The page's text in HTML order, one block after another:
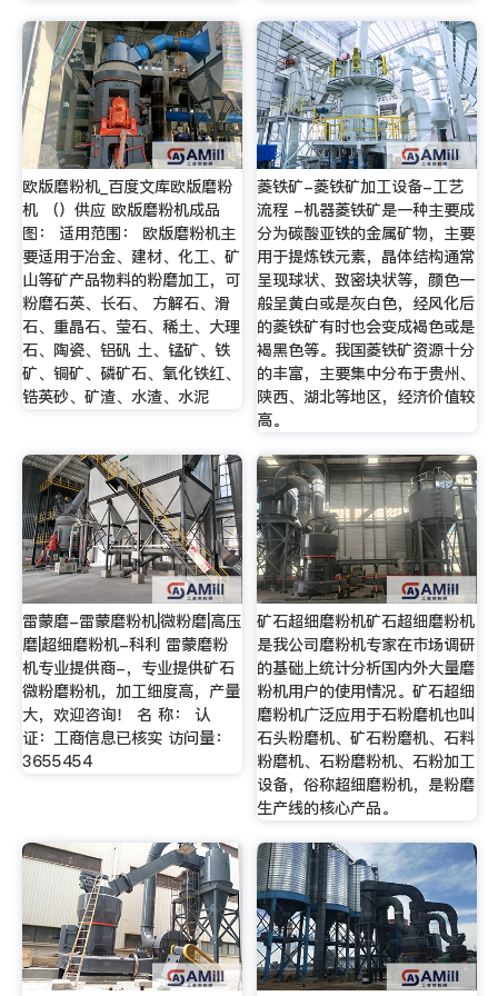
欧版磨粉机_百度文库欧版磨粉
机 （）供应 欧版磨粉机成品
图： 适用范围： 欧版磨粉机主
要适用于冶金、建材、化工、矿
山等矿产品物料的粉磨加工，可
粉磨石英、长石、 方解石、滑
石、重晶石、莹石、稀土、大理
石、陶瓷、铝矾 土、锰矿、铁
矿、铜矿、磷矿石、氧化铁红、
锆英砂、矿渣、水渣、水泥
菱铁矿-菱铁矿加工设备-工艺
流程 -机器菱铁矿是一种主要成
分为碳酸亚铁的金属矿物，主要
用于提炼铁元素，晶体结构通常
呈现球状、致密块状等，颜色一
般呈黄白或是灰白色，经风化后
的菱铁矿有时也会变成褐色或是
褐黑色等。我国菱铁矿资源十分
的丰富，主要集中分布于贵州、
陕西、湖北等地区，经济价值较
高。
雷蒙磨-雷蒙磨粉机|微粉磨|高压
磨|超细磨粉机-科利 雷蒙磨粉
机专业提供商-，专业提供矿石
微粉磨粉机，加工细度高，产量
大，欢迎咨询！ 名 称： 认
证：工商信息已核实 访问量：
3655454
矿石超细磨粉机矿石超细磨粉机
是我公司磨粉机专家在市场调研
的基础上统计分析国内外大量磨
粉机用户的使用情况。矿石超细
磨粉机广泛应用于石粉磨机也叫
石头粉磨机、矿石粉磨机、石料
粉磨机、石粉磨粉机、石粉加工
设备，俗称超细磨粉机，是粉磨
生产线的核心产品。